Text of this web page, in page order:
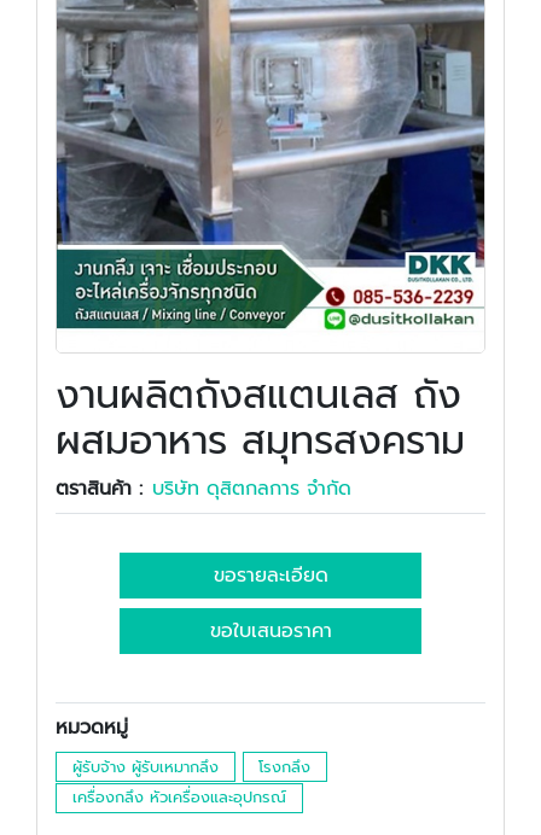
งานผลิตถังสแตนเลส ถัง
ผสมอาหาร สมุทรสงคราม
ตราสินค้า : บริษัท ดุสิตกลการ จำกัด
ขอรายละเอียด
ขอใบเสนอราคา
หมวดหมู่
ผู้รับจ้าง ผู้รับเหมากลึง
โรงกลึง
เครื่องกลึง หัวเครื่องและอุปกรณ์